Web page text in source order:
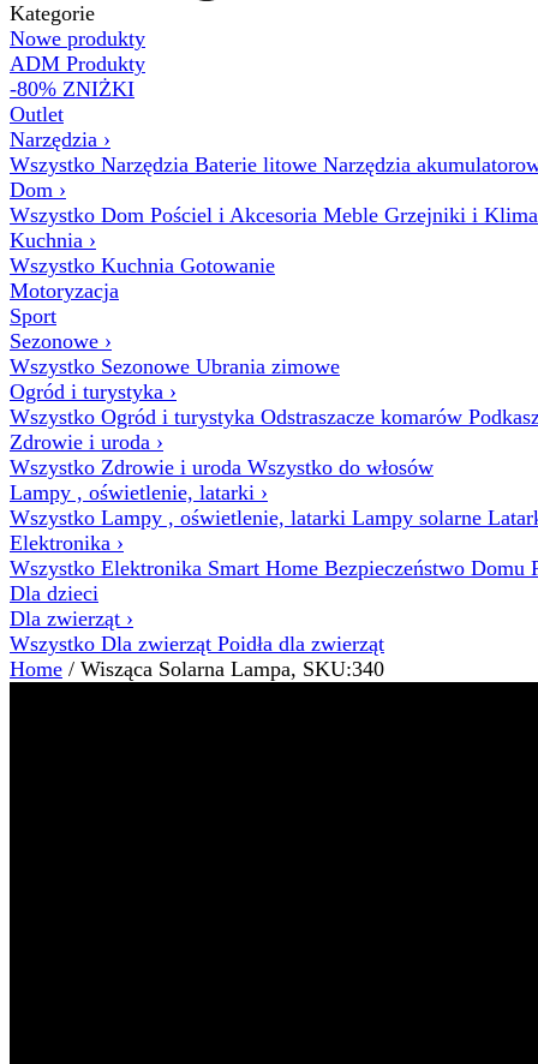
Kategorie
Nowe produkty
ADM Produkty
-80% ZNIŻKI
Outlet
Narzędzia ›
Wszystko Narzędzia Baterie litowe Narzędzia
Dom ›
Wszystko Dom Pościel i Akcesoria Meble Grzejniki i
Kuchnia ›
Wszystko Kuchnia Gotowanie
Motoryzacja
Sport
Sezonowe ›
Wszystko Sezonowe Ubrania zimowe
Ogród i turystyka ›
Wszystko Ogród i turystyka Odstraszacze komarów
Zdrowie i uroda ›
Wszystko Zdrowie i uroda Wszystko do włosów
Lampy , oświetlenie, latarki ›
Wszystko Lampy , oświetlenie, latarki Lampy solarne
Elektronika ›
Wszystko Elektronika Smart Home Bezpieczeństwo Domu
Dla dzieci
Dla zwierząt ›
Wszystko Dla zwierząt Poidła dla zwierząt
Home / Wisząca Solarna Lampa, SKU:340